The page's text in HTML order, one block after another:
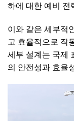
하에 대한 예비 전
이와 같은 세부적
고 효율적으로 작
세부 설계는 국제
의 안전성과 효율